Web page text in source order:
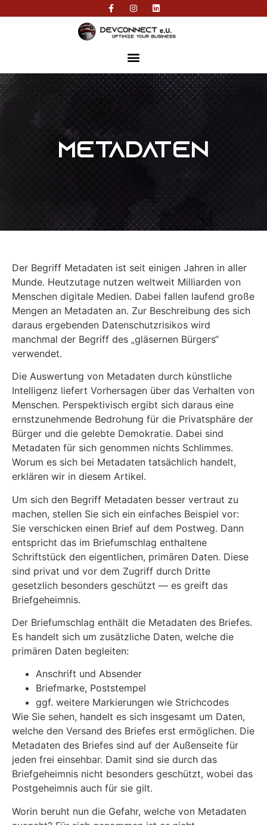
Metadaten
Der Begriff Metadaten ist seit einigen Jahren in aller
Munde. Heutzutage nutzen weltweit Milliarden von
Menschen digitale Medien. Dabei fallen laufend große
Mengen an Metadaten an. Zur Beschreibung des sich
daraus ergebenden Datenschutzrisikos wird
manchmal der Begriff des „gläsernen Bürgers“
verwendet.
Die Auswertung von Metadaten durch künstliche
Intelligenz liefert Vorhersagen über das Verhalten von
Menschen. Perspektivisch ergibt sich daraus eine
ernstzunehmende Bedrohung für die Privatsphäre der
Bürger und die gelebte Demokratie. Dabei sind
Metadaten für sich genommen nichts Schlimmes.
Worum es sich bei Metadaten tatsächlich handelt,
erklären wir in diesem Artikel.
Um sich den Begriff Metadaten besser vertraut zu
machen, stellen Sie sich ein einfaches Beispiel vor:
Sie verschicken einen Brief auf dem Postweg. Dann
entspricht das im Briefumschlag enthaltene
Schriftstück den eigentlichen, primären Daten. Diese
sind privat und vor dem Zugriff durch Dritte
gesetzlich besonders geschützt — es greift das
Briefgeheimnis.
Der Briefumschlag enthält die Metadaten des Briefes.
Es handelt sich um zusätzliche Daten, welche die
primären Daten begleiten:
Anschrift und Absender
Briefmarke, Poststempel
ggf. weitere Markierungen wie Strichcodes
Wie Sie sehen, handelt es sich insgesamt um Daten,
welche den Versand des Briefes erst ermöglichen. Die
Metadaten des Briefes sind auf der Außenseite für
jeden frei einsehbar. Damit sind sie durch das
Briefgeheimnis nicht besonders geschützt, wobei das
Postgeheimnis auch für sie gilt.
Worin beruht nun die Gefahr, welche von Metadaten